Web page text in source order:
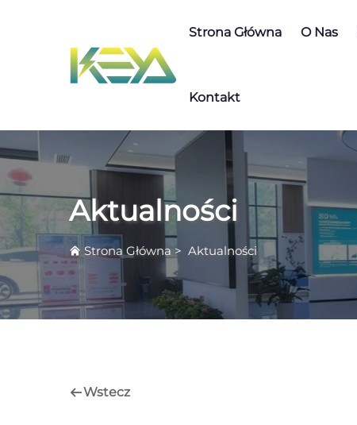
Strona Główna O Nas
Kontakt
Aktualności
Strona Główna > Aktualności
Wstecz